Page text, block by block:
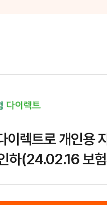
이렉트로 개인용
하(24.02.16 보